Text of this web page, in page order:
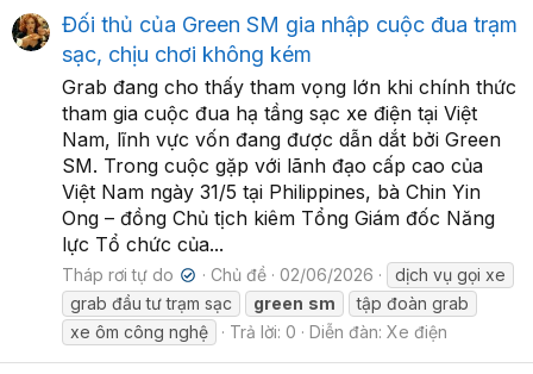
Đối thủ của Green SM gia nhập cuộc đua trạm
sạc, chịu chơi không kém
Grab đang cho thấy tham vọng lớn khi chính thức
tham gia cuộc đua hạ tầng sạc xe điện tại Việt
Nam, lĩnh vực vốn đang được dẫn dắt bởi Green
SM. Trong cuộc gặp với lãnh đạo cấp cao của
Việt Nam ngày 31/5 tại Philippines, bà Chin Yin
Ong – đồng Chủ tịch kiêm Tổng Giám đốc Năng
lực Tổ chức của...
Tháp rơi tự do ✔ Chủ đề 02/06/2026
dịch vụ gọi xe
grab đầu tư trạm sạc
green sm
tập đoàn grab
xe ôm công nghệ
Trả lời: 0 Diễn đàn: Xe điện